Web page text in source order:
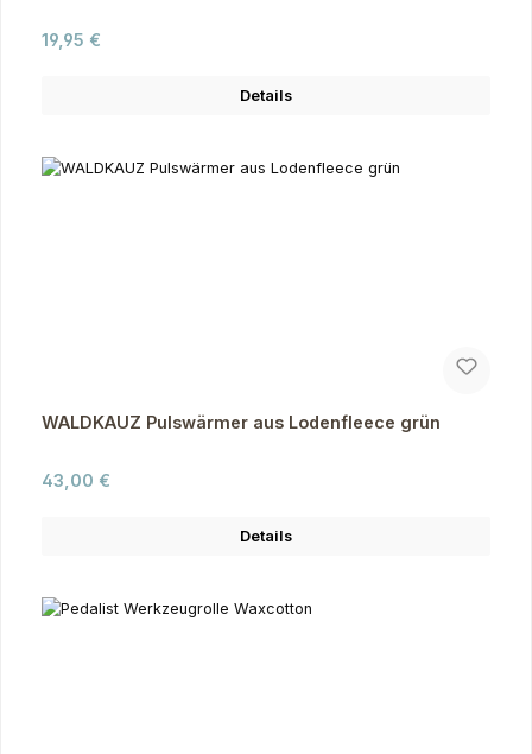
Regulärer Preis:
19,95 €
Details
WALDKAUZ Pulswärmer aus Lodenfleece grün
Regulärer Preis:
43,00 €
Details